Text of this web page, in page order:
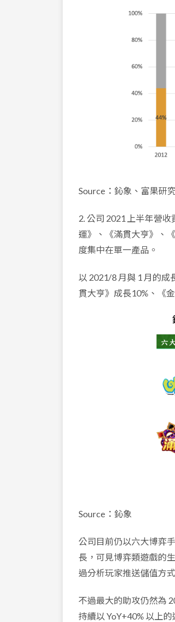
Source：鈊象、富果研
2. 公司 2021 上半年營
運》、《滿貫大亨》、
度集中在單一產品。
以 2021/8 月與 1 月的
貫大亨》成長10%、《
Source：鈊象
公司目前仍以六大博弈
長，可見博弈類遊戲的
過分析玩家推送儲值方
不過最大的助攻仍然為
持續以 YoY+40% 以上